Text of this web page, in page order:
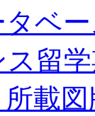
ベ
留
所載